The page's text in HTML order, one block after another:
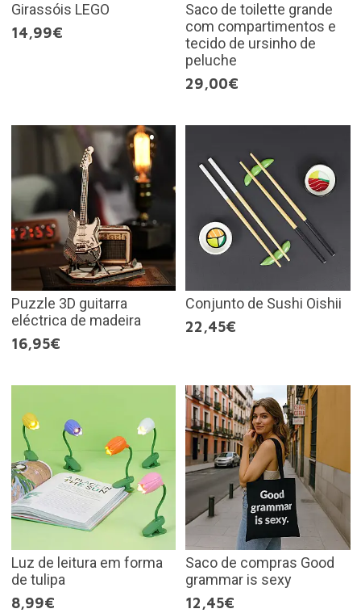
Girassóis LEGO
14,99€
Saco de toilette grande
com compartimentos e
tecido de ursinho de
peluche
29,00€
Puzzle 3D guitarra
eléctrica de madeira
16,95€
Conjunto de Sushi Oishii
22,45€
Luz de leitura em forma
de tulipa
8,99€
Saco de compras Good
grammar is sexy
12,45€